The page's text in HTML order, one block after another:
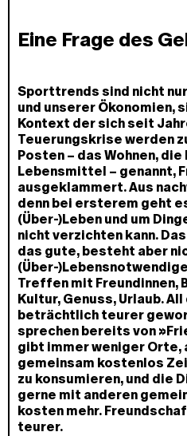
Eine Frage des
Sporttrends sind nicht
und unserer Ökonomien,
Kontext der sich seit
Teuerungskrise werden
Posten – das Wohnen,
Lebensmittel – genannt,
ausgeklammert. Aus
denn bei ersterem geht
(Über-)Leben und um
nicht verzichten kann.
das gute, besteht aber
(Über-
Treffen mit Freundinnen,
Kultur, Genuss, Urlaub.
beträchtlich teurer
sprechen bereits von
gibt immer weniger Orte,
gemeinsam kostenlos
zu konsumieren, und die
gerne mit anderen
kosten mehr.
teurer.